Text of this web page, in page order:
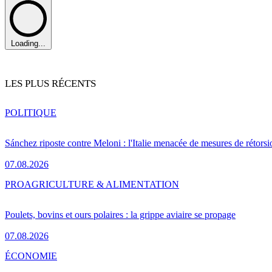
Loading...
LES PLUS RÉCENTS
Sánchez riposte contre Meloni : l'Italie menacée de mesures de
07.08.2026
POLITIQUE
Poulets, bovins et ours polaires : la grippe aviaire se propage
07.08.2026
PROAGRICULTURE & ALIMENTATION
ÉCONOMIE